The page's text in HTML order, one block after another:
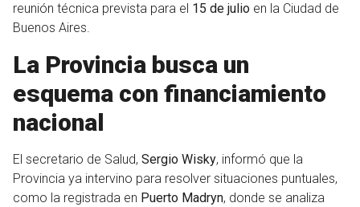
reunión técnica prevista para el 15 de julio en la Ciudad de
Buenos Aires.
La Provincia busca un
esquema con financiamiento
nacional
El secretario de Salud, Sergio Wisky, informó que la
Provincia ya intervino para resolver situaciones puntuales,
como la registrada en Puerto Madryn, donde se analiza